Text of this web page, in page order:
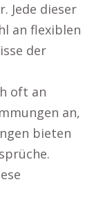
Jede dieser
an flexiblen
der
oft an
an,
bieten